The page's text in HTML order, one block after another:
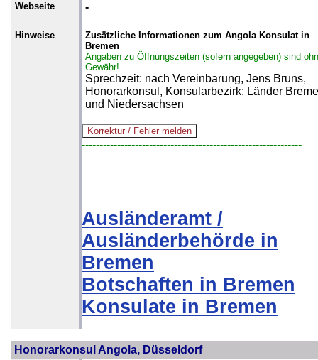
Webseite -
Hinweise
Zusätzliche Informationen zum Angola Konsulat in
Bremen
Angaben zu Öffnungszeiten (sofern angegeben) sind
Gewähr!
Sprechzeit: nach Vereinbarung, Jens Bruns,
Honorarkonsul, Konsularbezirk: Länder
und Niedersachsen
--------------------------------------------------------------
Ausländeramt /
Ausländerbehörde in
Bremen
Botschaften in Bremen
Konsulate in Bremen
Honorarkonsul Angola, Düsseldorf